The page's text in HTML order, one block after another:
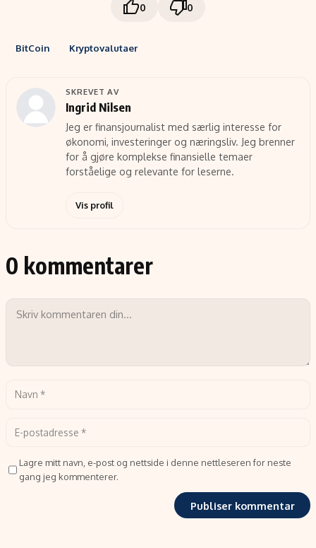
0 0
BitCoin Kryptovalutaer
SKREVET AV
Ingrid Nilsen
Jeg er finansjournalist med særlig interesse for
økonomi, investeringer og næringsliv. Jeg brenner
for å gjøre komplekse finansielle temaer
forståelige og relevante for leserne.
Vis profil
0 kommentarer
Lagre mitt navn, e-post og nettside i denne nettleseren for neste
gang jeg kommenterer.